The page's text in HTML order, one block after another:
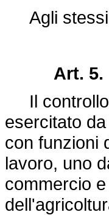
Agli stessi
Art. 5.
Il controllo
esercitato
con funzioni
lavoro, uno
commercio